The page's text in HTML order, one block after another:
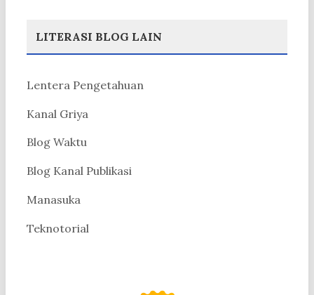
LITERASI BLOG LAIN
Lentera Pengetahuan
Kanal Griya
Blog Waktu
Blog Kanal Publikasi
Manasuka
Teknotorial